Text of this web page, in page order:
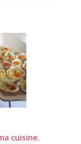
cuisine.